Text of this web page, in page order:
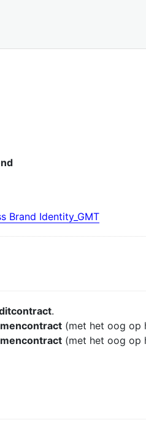
Brand Identity_GMT
.
(met het oog op
(met het oog op